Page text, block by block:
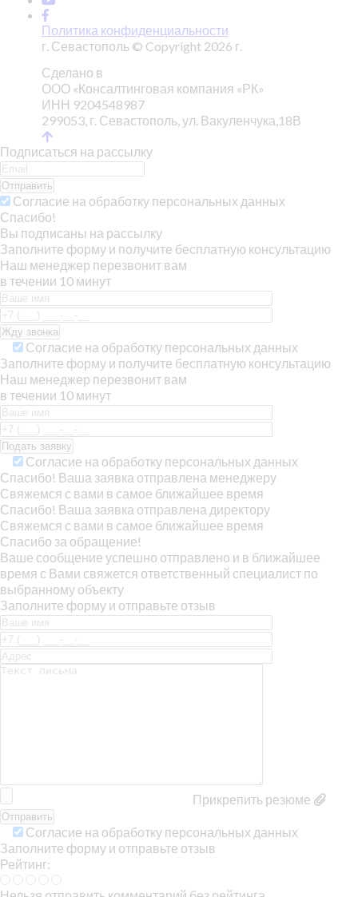
Политика конфиденциальности
г. Севастополь © Copyright 2026 г.
Сделано в
ООО «Консалтинговая компания «РК»
ИНН 9204548987
299053, г. Севастополь, ул. Вакуленчука,18В
Подписаться на рассылку
Отправить
Согласие на обработку персональных данных
Спасибо!
Вы подписаны на рассылку
Заполните форму и получите бесплатную консультацию
Наш менеджер перезвонит вам
в течении 10 минут
Согласие на обработку персональных данных
Заполните форму и получите бесплатную консультацию
Наш менеджер перезвонит вам
в течении 10 минут
Согласие на обработку персональных данных
Спасибо! Ваша заявка отправлена менеджеру
Свяжемся с вами в самое ближайшее время
Спасибо! Ваша заявка отправлена директору
Свяжемся с вами в самое ближайшее время
Спасибо за обращение!
Ваше сообщение успешно отправлено и в ближайшее
время с Вами свяжется ответственный специалист по
выбранному объекту
Заполните форму и отправьте отзыв
Прикрепить резюме
Согласие на обработку персональных данных
Заполните форму и отправьте отзыв
Рейтинг: